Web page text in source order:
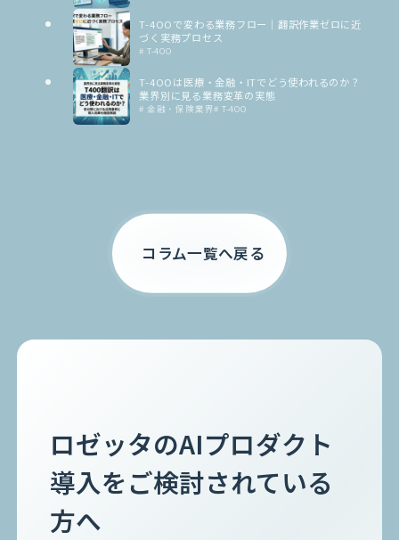
T-4OOで変わる業務フロー｜翻訳作業ゼロに近
づく実務プロセス
# T-4OO
T-4OOは医療・金融・ITでどう使われるのか？
業界別に見る業務変革の実態
# 金融・保険業界# T-4OO
コラム一覧へ戻る
ロゼッタのAIプロダクト
導入をご検討されている
方へ